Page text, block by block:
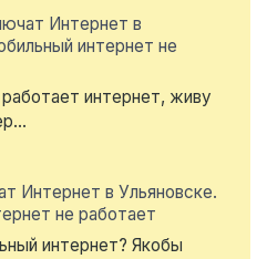
Интернет в
интернет не
интернет, живу
Интернет в Ульяновске.
не работает
интернет? Якобы